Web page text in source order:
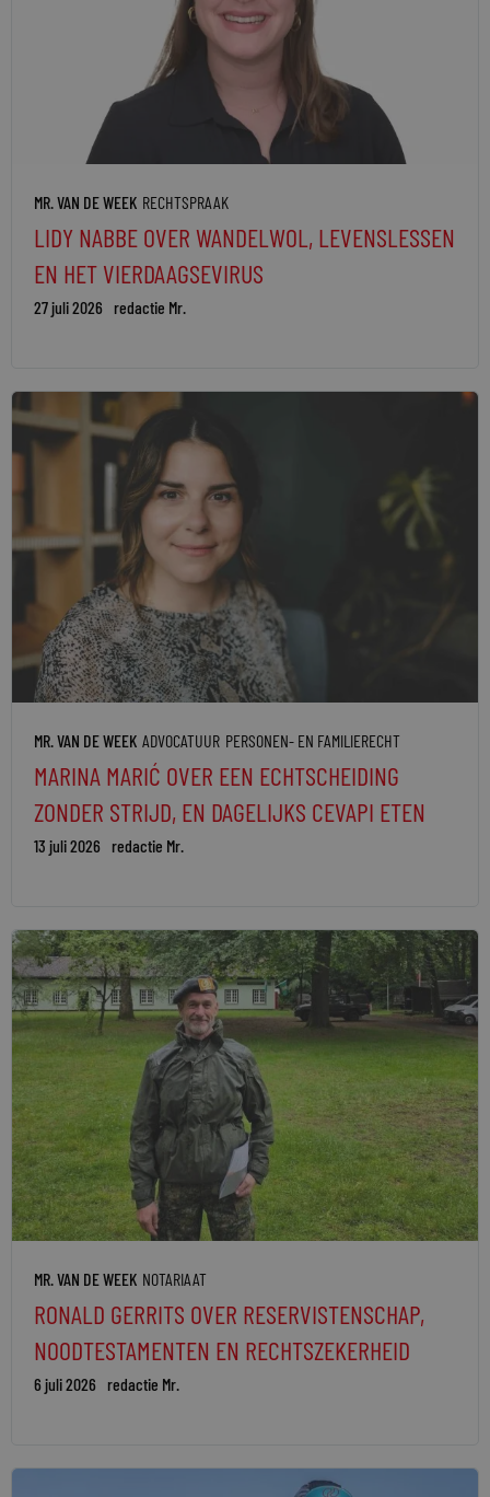
MR. VAN DE WEEK RECHTSPRAAK
LIDY NABBE OVER WANDELWOL, LEVENSLESSEN
EN HET VIERDAAGSEVIRUS
27 juli 2026 redactie Mr.
MR. VAN DE WEEK ADVOCATUUR PERSONEN- EN FAMILIERECHT
MARINA MARIĆ OVER EEN ECHTSCHEIDING
ZONDER STRIJD, EN DAGELIJKS CEVAPI ETEN
13 juli 2026 redactie Mr.
MR. VAN DE WEEK NOTARIAAT
RONALD GERRITS OVER RESERVISTENSCHAP,
NOODTESTAMENTEN EN RECHTSZEKERHEID
6 juli 2026 redactie Mr.